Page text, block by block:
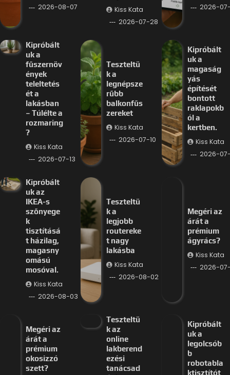
2026-08-07
Kiss Kata
2026-07-28
2026-
Kipróbált
uk a
fűszernöv
ények
teleltetés
ét a
lakásban
– Túlélte a
rozmaring
?
Kiss Kata
2026-07-13
Teszteltü
k a
legnépsze
rűbb
balkonfűs
zereket
Kiss Kata
2026-07-10
Kipróbált
uk a
magaság
yás
építését
bontott
raklapokb
ól a
kertben.
Kiss Kata
2026-
Kipróbált
uk az
IKEA-s
szőnyege
k
tisztításá
t házilag,
magasny
omású
mosóval.
Kiss Kata
2026-08-03
Teszteltü
k a
legjobb
routereke
t nagy
lakásba
Kiss Kata
2026-08-02
Megéri az
árát a
prémium
ágyrács?
Kiss Kata
2026-
Megéri az
árát a
prémium
okosizzó
szett?
Teszteltü
k az
online
lakberend
ezési
tanácsad
Kipróbált
uk a
legolcsób
b
robotabla
ktisztítót